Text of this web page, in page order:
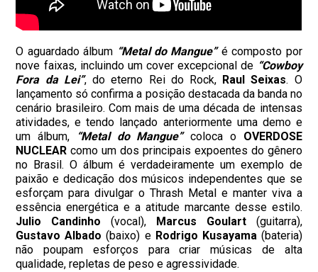
O aguardado álbum “Metal do Mangue”é composto por
nove faixas, incluindo um cover excepcional de “Cowboy
Fora da Lei”, do eterno Rei do Rock, Raul Seixas. O
lançamento só confirma a posição destacada da banda no
cenário brasileiro. Com mais de uma década de intensas
atividades, e tendo lançado anteriormente uma demo e
um álbum,
“Metal do Mangue”coloca o OVERDOSE
NUCLEAR como um dos principais expoentes do gênero
no Brasil. O álbum é verdadeiramente um exemplo de
paixão e dedicação dos músicos independentes que se
esforçam para divulgar o Thrash Metal e manter viva a
essência energética e a atitude marcante desse estilo.
Julio Candinho (vocal), Marcus Goulart(guitarra),
Gustavo Albado (baixo) e Rodrigo Kusayama(bateria)
não poupam esforços para criar músicas de alta
qualidade, repletas de peso e agressividade.